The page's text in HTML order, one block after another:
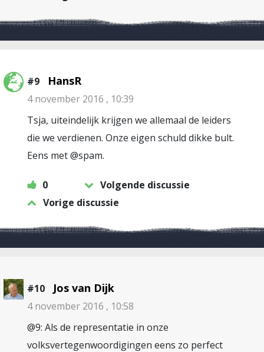
#9 HansR
4 november 2016 , 10:39
Tsja, uiteindelijk krijgen we allemaal de leiders
die we verdienen. Onze eigen schuld dikke bult.
Eens met @spam.
0
Volgende discussie
Vorige discussie
#10 Jos van Dijk
4 november 2016 , 10:58
@9: Als de representatie in onze
volksvertegenwoordigingen eens zo perfect